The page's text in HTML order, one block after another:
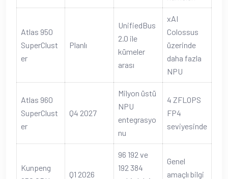
Atlas 950
SuperClust
er
Planlı
UnifiedBus
2.0 ile
kümeler
arası
xAI
Colossus
üzerinde
daha fazla
NPU
Atlas 960
SuperClust
er
Q4 2027
Milyon üstü
NPU
entegrasyo
nu
4 ZFLOPS
FP4
seviyesinde
Kunpeng
Q1 2026
96 192 ve
192 384
Genel
amaçlı bilgi